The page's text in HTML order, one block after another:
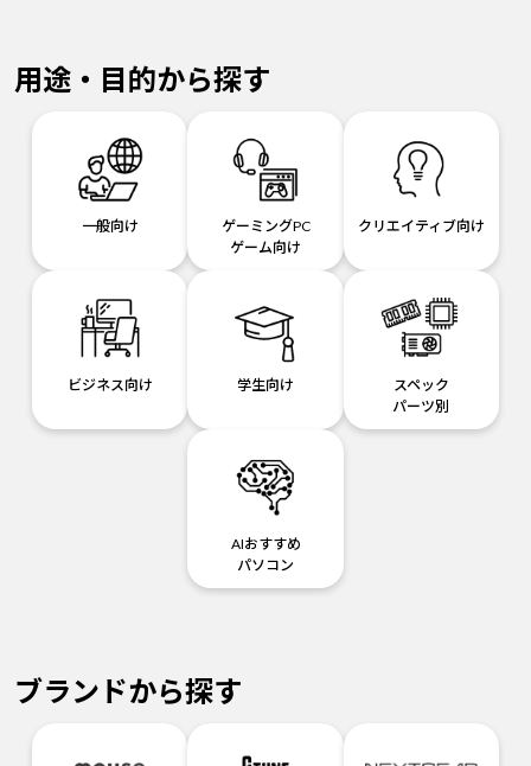
用途・目的から探す
一般向け
ゲーミングPC
ゲーム向け
クリエイティブ向け
ビジネス向け 学生向け
スペック
パーツ別
AIおすすめ
パソコン
ブランドから探す